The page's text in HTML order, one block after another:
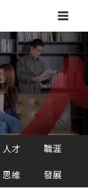
Main
人才
思維
職涯
發展